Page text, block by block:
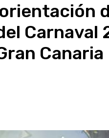
Carnaval
Canaria